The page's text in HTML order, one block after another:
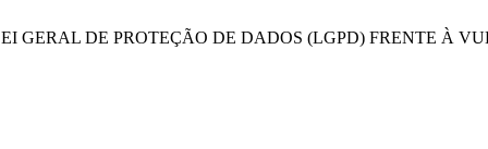
GERAL DE PROTEÇÃO DE DADOS (LGPD) FRENTE À